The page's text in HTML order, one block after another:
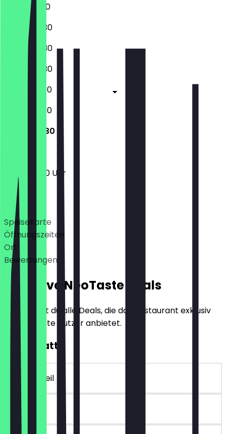
10:00 - 18:30
09:00 - 18:30
09:00 - 18:30
09:00 - 18:30
09:00 - 19:30
09:00 - 19:30
10:00 - 19:30
10:00 - 19:30 Uhr
Deals
Speisekarte
Öffnungszeiten
Ort
Bewertungen
Exklusive NeoTaste Deals
Hier findest du alle Deals, die das Restaurant exklusiv
für NeoTaste Nutzer anbietet.
10€ Rabatt
~10 € Vorteil
90 Tage